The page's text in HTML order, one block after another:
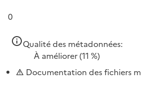
0
Qualité des métadonnées:
À améliorer(11 %)
Documentation des fichiers